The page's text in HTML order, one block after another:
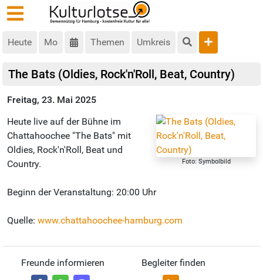
Heute Mo Themen Umkreis
The Bats (Oldies, Rock'n'Roll, Beat, Country)
Freitag, 23. Mai 2025
Foto: Symbolbild
Heute live auf der Bühne im
Chattahoochee "The Bats" mit
Oldies, Rock'n'Roll, Beat und
Country.
Beginn der Veranstaltung: 20:00 Uhr
Quelle: www.chattahoochee-hamburg.com
Freunde informieren Begleiter finden